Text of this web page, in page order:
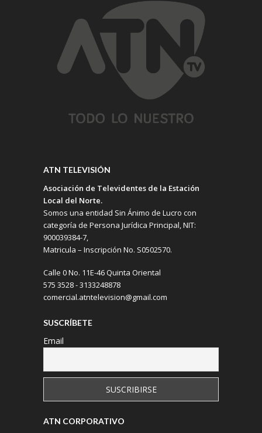
ATN TELEVISIÓN
Asociación de Televidentes de la Estación
Local del Norte.
Somos una entidad Sin Ánimo de Lucro con
categoría de Persona Jurídica Principal, NIT:
900039384-7,
Matricula – Inscripción No. S0502570.
Calle 0 No. 11E-46 Quinta Oriental
575 3528 - 3133248878
comercial.atntelevision@gmail.com
SUSCRÍBETE
Email
ATN CORPORATIVO